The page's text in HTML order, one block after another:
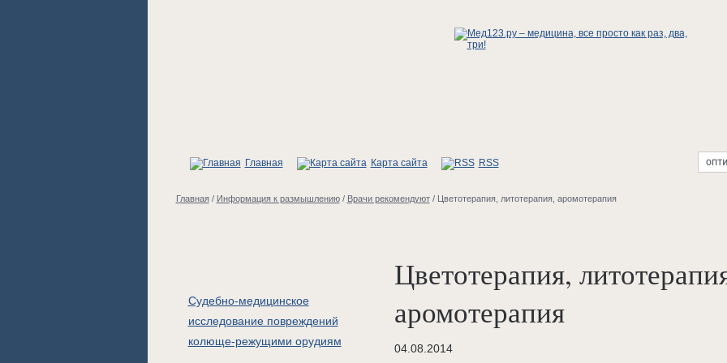
Главная Карта сайта RSS
Главная/ Информация к размышлению/ Врачи рекомендуют/ Цветотерапия, литотерапия, аромотерапия
Судебно-медицинское
исследование повреждений
колюще-режущими орудиям
Цветотерапия,
аромотерапия
04.08.2014